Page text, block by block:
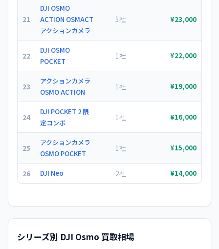
21
DJI OSMO
ACTION OSMACT
アクションカメラ
5社 ¥23,000
22
DJI OSMO
POCKET
1社 ¥22,000
23
アクションカメラ
OSMO ACTION
1社 ¥19,000
24
DJI POCKET 2 限
定コンボ
1社 ¥16,000
25
アクションカメラ
OSMO POCKET
1社 ¥15,000
26 DJI Neo 2社 ¥14,000
シリーズ別 DJI Osmo 買取相場